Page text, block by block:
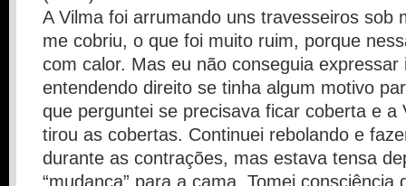
A Vilma foi arrumando uns travesseiros sob
me cobriu, o que foi muito ruim, porque
com calor. Mas eu não conseguia expressar
entendendo direito se tinha algum motivo
que perguntei se precisava ficar coberta e a
tirou as cobertas. Continuei rebolando e
durante as contrações, mas estava tensa
“mudança” para a cama. Tomei consciência